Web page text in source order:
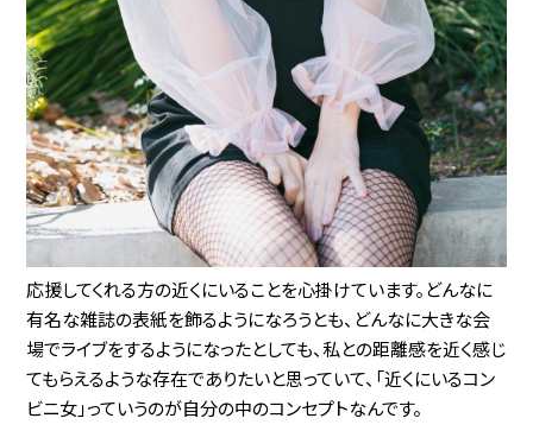
応援してくれる方の近くにいることを心掛けています。どんなに
有名な雑誌の表紙を飾るようになろうとも、どんなに大きな会
場でライブをするようになったとしても、私との距離感を近く感じ
てもらえるような存在でありたいと思っていて、「近くにいるコン
ビニ女」っていうのが自分の中のコンセプトなんです。